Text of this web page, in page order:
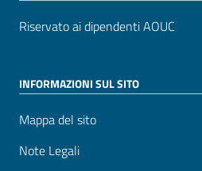
Riservato ai dipendenti AOUC
INFORMAZIONI SUL SITO
Mappa del sito
Note Legali